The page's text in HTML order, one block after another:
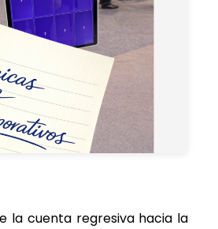
la cuenta regresiva hacia la